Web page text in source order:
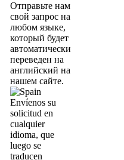
Отправьте нам
свой запрос на
любом языке,
который будет
автоматически
переведен на
английский на
нашем сайте.
Envíenos su
solicitud en
cualquier
idioma, que
luego se
traducen